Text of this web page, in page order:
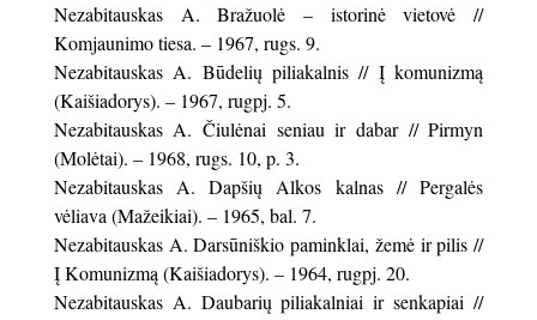
Nezabitauskas A. Bražuolė – istorinė vietovė //
Komjaunimo tiesa. – 1967, rugs. 9.
Nezabitauskas A. Būdelių piliakalnis // Į komunizmą
(Kaišiadorys). – 1967, rugpj. 5.
Nezabitauskas A. Čiulėnai seniau ir dabar // Pirmyn
(Molėtai). – 1968, rugs. 10, p. 3.
Nezabitauskas A. Dapšių Alkos kalnas // Pergalės
vėliava (Mažeikiai). – 1965, bal. 7.
Nezabitauskas A. Darsūniškio paminklai, žemė ir pilis //
Į Komunizmą (Kaišiadorys). – 1964, rugpj. 20.
Nezabitauskas A. Daubarių piliakalniai ir senkapiai //